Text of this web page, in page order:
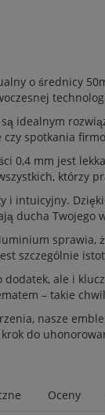
o średnicy
idealnym
spotkania
0,4 mm jest
którzy
i intuicyjny.
ducha Twojego
sprawia,
szczególnie
ale i
– takie
nasze
do
Oceny